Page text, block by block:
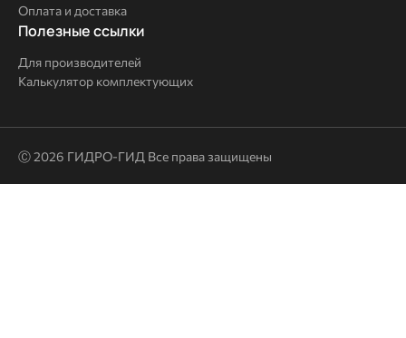
Оплата и доставка
Полезные
Полезные ссылки
Для производителей
Калькулятор комплектующих
Ⓒ 2026 ГИДРО-ГИД Все права защищены